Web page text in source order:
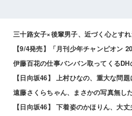
三十路女子×後輩男子、近づく心とす
【日向坂46】 上村ひなの、重大な問
遠藤さくらちゃん、まさかの写真無し
【日向坂46】 下着姿のかほりん、大